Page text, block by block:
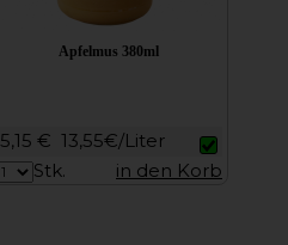
Apfelmus 380ml
5,15 € 13,55€/Liter
Stk.
in den Korb